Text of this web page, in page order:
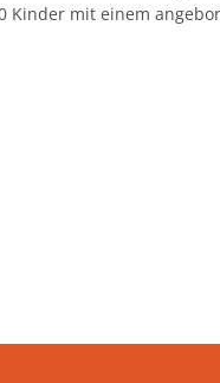
Kinder mit einem